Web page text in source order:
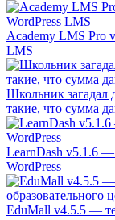
Academy LMS Pro
LMS
Школьник загадал
такие, что сумма
LearnDash v5.1.6 —
WordPress
EduMall v4.5.5 —